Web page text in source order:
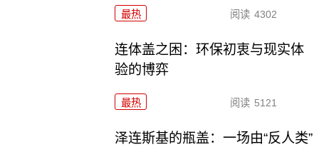
最热 阅读 4302
连体盖之困：环保初衷与现实体
验的博弈
最热 阅读 5121
泽连斯基的瓶盖：一场由“反人类”